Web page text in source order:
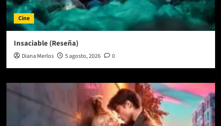
Cine
Insaciable (Reseña)
Diana Merlos 5 agosto, 2026 0